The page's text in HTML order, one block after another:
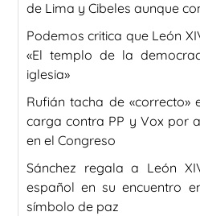
de Lima y Cibeles aunque
Podemos critica que León
«El templo de la
iglesia»
Rufián tacha de «correcto»
carga contra PP y Vox por
en el Congreso
Sánchez regala a León
español en su encuentro
símbolo de paz